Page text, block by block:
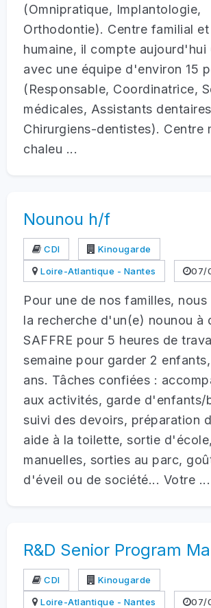
(Omnipratique, Implantologie,
Orthodontie). Centre familial
humaine, il compte aujourd'hui
avec une équipe d'environ 15
(Responsable, Coordinatrice,
médicales, Assistants
Chirurgiens-dentistes). Centre
chaleu ...
Nounou h/f
CDI
Kinougarde
Loire-Atlantique - Nantes
07/
Pour une de nos familles, nous
la recherche d'un(e) nounou à
SAFFRE pour 5 heures de
semaine pour garder 2
ans. Tâches confiées :
aux activités, garde d'enfants/
suivi des devoirs, préparation
aide à la toilette, sortie
manuelles, sorties au parc,
d'éveil ou de société... Votre ...
R&D Senior Program
CDI
Kinougarde
Loire-Atlantique - Nantes
07/